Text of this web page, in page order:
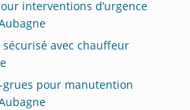
interventions d’urgence
avec chauffeur
grues pour manutention